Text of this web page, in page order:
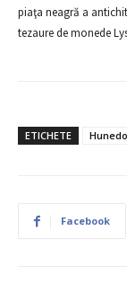
piaţa neagră a
tezaure de monede
ETICHETE
Facebook